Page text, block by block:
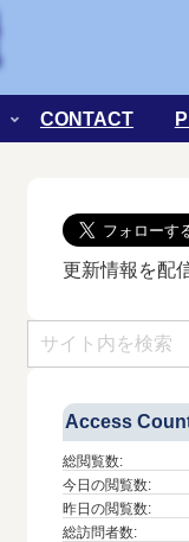
CONTACT
更新情報を配
Access
総閲覧数:
今日の閲覧数:
昨日の閲覧数:
総訪問者数: